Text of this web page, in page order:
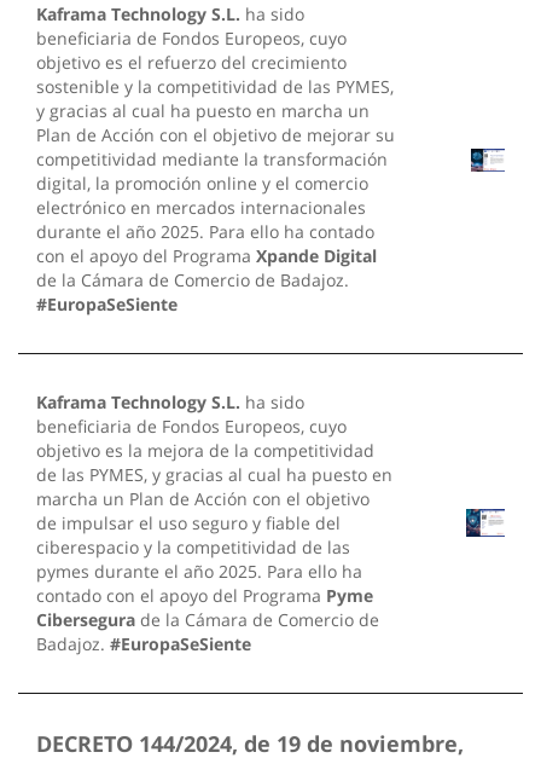
Kaframa Technology S.L. ha sido
beneficiaria de Fondos Europeos, cuyo
objetivo es el refuerzo del crecimiento
sostenible y la competitividad de las PYMES,
y gracias al cual ha puesto en marcha un
Plan de Acción con el objetivo de mejorar su
competitividad mediante la transformación
digital, la promoción online y el comercio
electrónico en mercados internacionales
durante el año 2025. Para ello ha contado
con el apoyo del Programa Xpande Digital
de la Cámara de Comercio de Badajoz.
#EuropaSeSiente
Kaframa Technology S.L. ha sido
beneficiaria de Fondos Europeos, cuyo
objetivo es la mejora de la competitividad
de las PYMES, y gracias al cual ha puesto en
marcha un Plan de Acción con el objetivo
de impulsar el uso seguro y fiable del
ciberespacio y la competitividad de las
pymes durante el año 2025. Para ello ha
contado con el apoyo del Programa Pyme
Cibersegura de la Cámara de Comercio de
Badajoz. #EuropaSeSiente
DECRETO 144/2024, de 19 de noviembre,